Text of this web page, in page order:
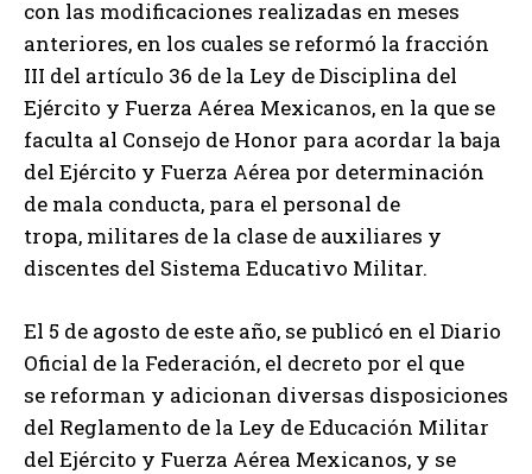
con las modificaciones realizadas en meses
anteriores, en los cuales se reformó la fracción
III del artículo 36 de la Ley de Disciplina del
Ejército y Fuerza Aérea Mexicanos, en la que se
faculta al Consejo de Honor para acordar la baja
del Ejército y Fuerza Aérea por determinación
de mala conducta, para el personal de
tropa, militares de la clase de auxiliares y
discentes del Sistema Educativo Militar.
El 5 de agosto de este año, se publicó en el Diario
Oficial de la Federación, el decreto por el que
se reforman y adicionan diversas disposiciones
del Reglamento de la Ley de Educación Militar
del Ejército y Fuerza Aérea Mexicanos, y se